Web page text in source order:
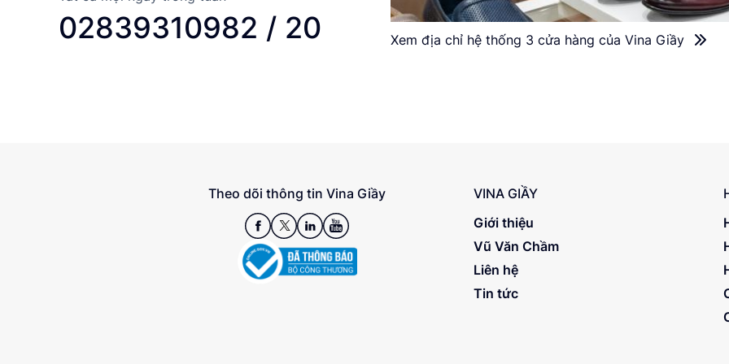
02839310982 / 20 Xem địa chỉ hệ thống 3 cửa hàng của Vina Giầy
Theo dõi thông tin Vina Giầy
VINA GIẦY
Giới thiệu
Vũ Văn Chầm
Liên hệ
Tin tức